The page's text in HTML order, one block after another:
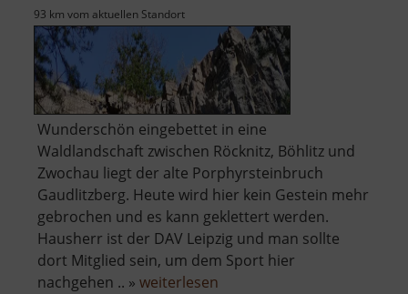
93 km vom aktuellen Standort
Wunderschön eingebettet in eine
Waldlandschaft zwischen Röcknitz, Böhlitz und
Zwochau liegt der alte Porphyrsteinbruch
Gaudlitzberg. Heute wird hier kein Gestein mehr
gebrochen und es kann geklettert werden.
Hausherr ist der DAV Leipzig und man sollte
dort Mitglied sein, um dem Sport hier
nachgehen .. » weiterlesen